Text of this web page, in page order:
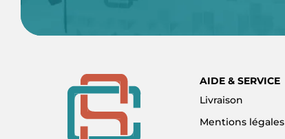
AIDE & SERVICE
Livraison
Mentions légales